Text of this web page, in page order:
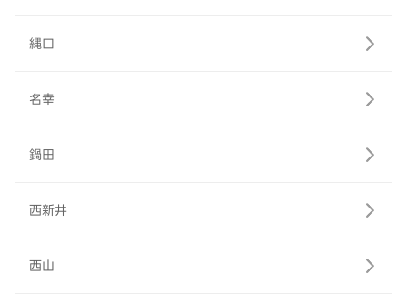
縄口
名幸
鍋田
西新井
西山